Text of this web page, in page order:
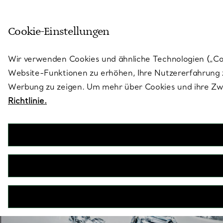
Cookie-Einstellungen
Wir verwenden Cookies und ähnliche Technologien
Website-Funktionen zu erhöhen, Ihre
Werbung zu zeigen. Um mehr über Cookies und ihre
Richtlinie.